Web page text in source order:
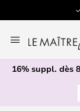
au
contenu
16% suppl. dès